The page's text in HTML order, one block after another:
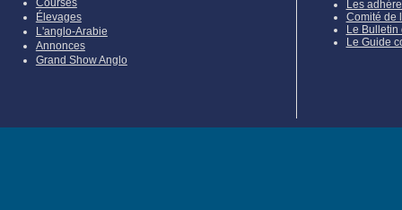
Courses
Élevages
L'anglo-Arabie
Annonces
Grand Show Anglo
Les
Comité de
Le Bulletin
Le Guide